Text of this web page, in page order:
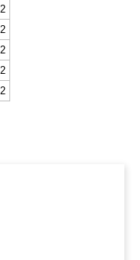
2
2
2
2
2